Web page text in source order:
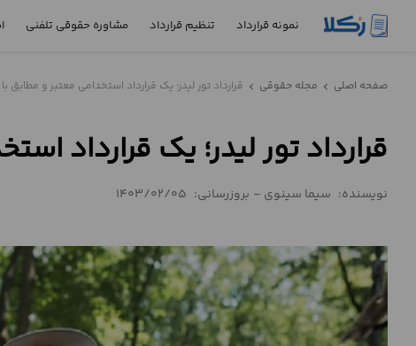
نمونه قرارداد تنظیم قرارداد مشاوره حقوقی تلفنی
قرارداد
تنظیم
قرارداد
تلفنی
استعلام
صفحه اصلی chevron_left مجله حقوقی chevron_left قرارداد تور لیدر؛ یک قرارداد استخدامی معتبر و مطابق
قرارداد تور لیدر؛ یک قرارداد
نویسنده: سیما سینوی - بروزرسانی: 1403/02/05